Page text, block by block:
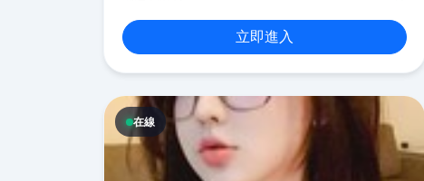
立即進入
在線